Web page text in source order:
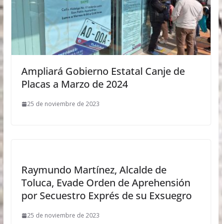
Ampliará Gobierno Estatal Canje de
Placas a Marzo de 2024
25 de noviembre de 2023
Raymundo Martínez, Alcalde de
Toluca, Evade Orden de Aprehensión
por Secuestro Exprés de su Exsuegro
25 de noviembre de 2023